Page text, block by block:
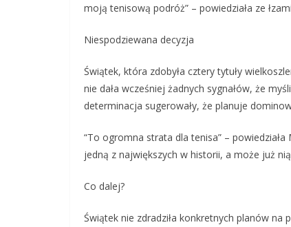
moją tenisową podróż” – powiedziała ze
Niespodziewana decyzja
Świątek, która zdobyła cztery tytuły
nie dała wcześniej żadnych sygnałów, że
determinacja sugerowały, że planuje
“To ogromna strata dla tenisa” –
jedną z największych w historii, a może już nią
Co dalej?
Świątek nie zdradziła konkretnych planów na